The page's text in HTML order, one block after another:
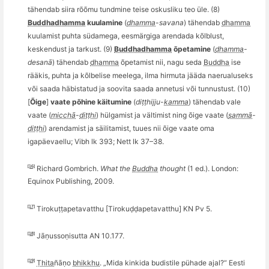
tähendab siira rõõmu tundmine teise oskusliku teo üle. (8)
Buddhadhamma kuulamine (dhamma-savana) tähendab dhamma
kuulamist puhta südamega, eesmärgiga arendada kõlblust,
keskendust ja tarkust. (9) Buddhadhamma õpetamine (dhamma-
desanā) tähendab dhamma õpetamist nii, nagu seda Buddha ise
rääkis, puhta ja kõlbelise meelega, ilma hirmuta jääda naerualuseks
või saada häbistatud ja soovita saada annetusi või tunnustust. (10)
[Õige] vaate põhine käitumine (diṭṭhijju-kamma) tähendab vale
vaate (micchā-diṭṭhi) hülgamist ja vältimist ning õige vaate (sammā-
diṭṭhi) arendamist ja säilitamist, tuues nii õige vaate oma
igapäevaellu; Vibh lk 393; Nett lk 37–38.
[16] Richard Gombrich. What the Buddha thought (1 ed.). London:
Equinox Publishing, 2009.
[17] Tirokuṭṭapetavatthu [Tirokuḍḍapetavatthu] KN Pv 5.
[18] Jāṇussoṇisutta AN 10.177.
[19] Ṭhitañāṇo bhikkhu. „Mida kinkida budistile pühade ajal?“ Eesti